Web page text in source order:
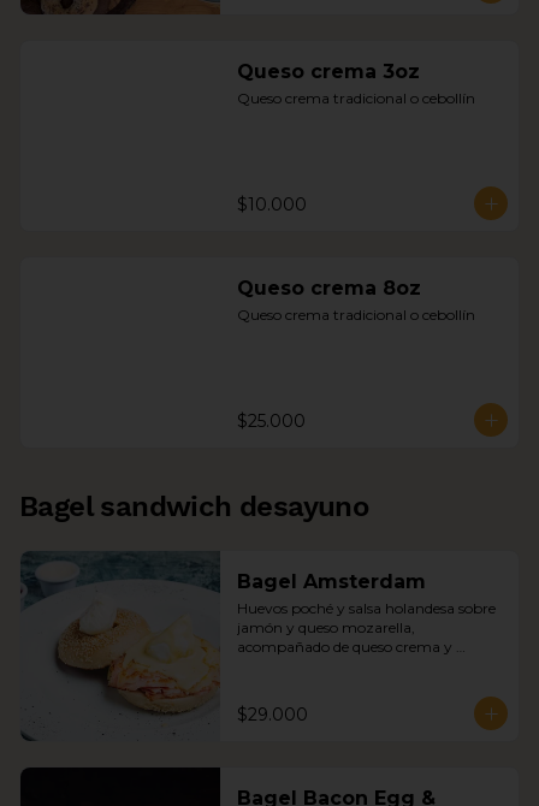
Queso crema 3oz
Queso crema tradicional o cebollín
$10.000
Queso crema 8oz
Queso crema tradicional o cebollín
$25.000
Bagel sandwich desayuno
Bagel Amsterdam
Huevos poché y salsa holandesa sobre
jamón y queso mozarella,
acompañado de queso crema y
$29.000
Bagel Bacon Egg &